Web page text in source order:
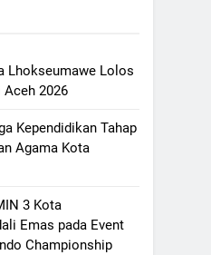
Lhokseumawe Lolos
Aceh 2026
Kependidikan Tahap
Agama Kota
3 Kota
Emas pada Event
Championship